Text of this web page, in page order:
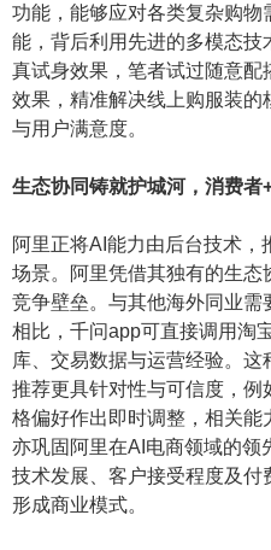
功能，能够应对各类复杂购物
能，背后利用先进的多模态技
真试身效果，笔者试过随意配
效果，精准解决线上购服装的
与用户满意度。
生态协同铸就护城河，消费者
阿里正将AI能力由后台技术
场景。阿里凭借其独有的生
竞争壁垒。与其他海外同业
相比，千问app可直接调用淘
库、交易数据与运营经验。这
推荐更具针对性与可信度，
格偏好作出即时调整，相关能
亦巩固阿里在AI电商领域的领
技术发展、客户接受程度及
形成商业模式。